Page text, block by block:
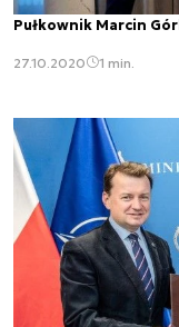
Pułkownik Marcin
27.10.2020 1 min.